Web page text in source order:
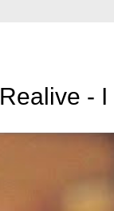
Realive -